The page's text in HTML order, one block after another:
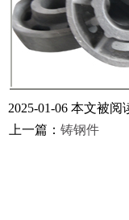
2025-01-06 本文被阅
上一篇： 铸钢件